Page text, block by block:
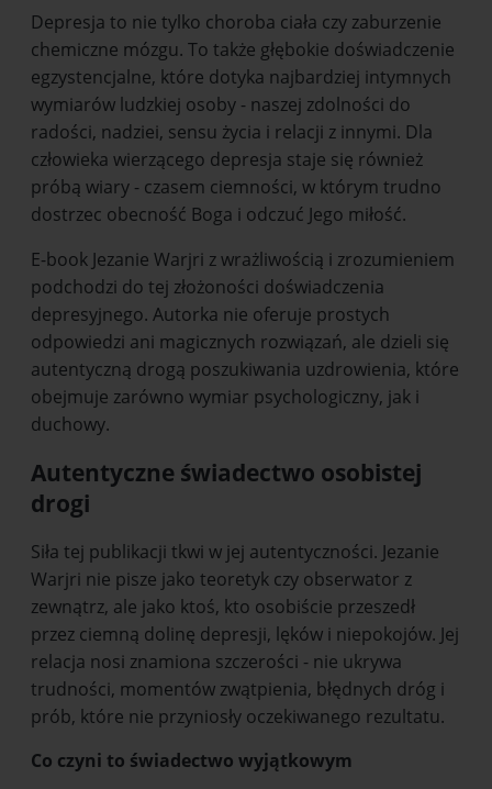
Depresja to nie tylko choroba ciała czy zaburzenie
chemiczne mózgu. To także głębokie doświadczenie
egzystencjalne, które dotyka najbardziej intymnych
wymiarów ludzkiej osoby - naszej zdolności do
radości, nadziei, sensu życia i relacji z innymi. Dla
człowieka wierzącego depresja staje się również
próbą wiary - czasem ciemności, w którym trudno
dostrzec obecność Boga i odczuć Jego miłość.
E-book Jezanie Warjri z wrażliwością i zrozumieniem
podchodzi do tej złożoności doświadczenia
depresyjnego. Autorka nie oferuje prostych
odpowiedzi ani magicznych rozwiązań, ale dzieli się
autentyczną drogą poszukiwania uzdrowienia, które
obejmuje zarówno wymiar psychologiczny, jak i
duchowy.
Autentyczne świadectwo osobistej
drogi
Siła tej publikacji tkwi w jej autentyczności. Jezanie
Warjri nie pisze jako teoretyk czy obserwator z
zewnątrz, ale jako ktoś, kto osobiście przeszedł
przez ciemną dolinę depresji, lęków i niepokojów. Jej
relacja nosi znamiona szczerości - nie ukrywa
trudności, momentów zwątpienia, błędnych dróg i
prób, które nie przyniosły oczekiwanego rezultatu.
Co czyni to świadectwo wyjątkowym